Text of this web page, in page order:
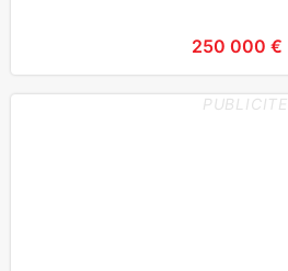
250 000 €
PUBLICITE